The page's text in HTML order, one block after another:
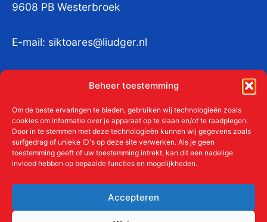
Beheer toestemming
Om de beste ervaringen te bieden, gebruiken wij technologieën zoals
cookies om informatie over je apparaat op te slaan en/of te raadplegen.
Door in te stemmen met deze technologieën kunnen wij gegevens zoals
surfgedrag of unieke ID's op deze site verwerken. Als je geen
toestemming geeft of uw toestemming intrekt, kan dit een nadelige
invloed hebben op bepaalde functies en mogelijkheden.
Accepteren
9608 PB Westerbroek
E-mail: siktoares@liudger.nl
KvKnr:41011712
Meer over de Liudgerstichten
Aanmelden als donateur
ANBI